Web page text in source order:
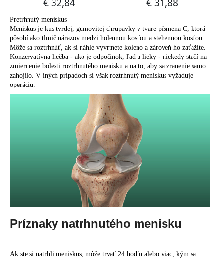
Pretrhnutý meniskus
Meniskus je kus tvrdej, gumovitej chrupavky v tvare písmena C, ktorá
pôsobí ako tlmič nárazov medzi holennou kosťou a stehennou kosťou.
Môže sa roztrhnúť, ak si náhle vyvrtnete koleno a zároveň ho zaťažíte.
Konzervatívna liečba - ako je odpočinok, ľad a lieky - niekedy stačí na
zmiernenie bolesti roztrhnutého menisku a na to, aby sa zranenie samo
zahojilo. V iných prípadoch si však roztrhnutý meniskus vyžaduje
operáciu.
Príznaky natrhnutého menisku
Ak ste si natrhli meniskus, môže trvať 24 hodín alebo viac, kým sa